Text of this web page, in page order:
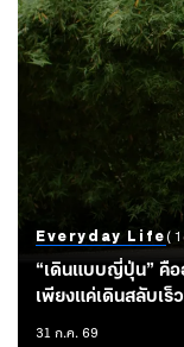
Everyday Life (
“เดินแบบญี่ปุ่น” คือ
เพียงแค่เดินสลับเ
31 ก.ค. 69